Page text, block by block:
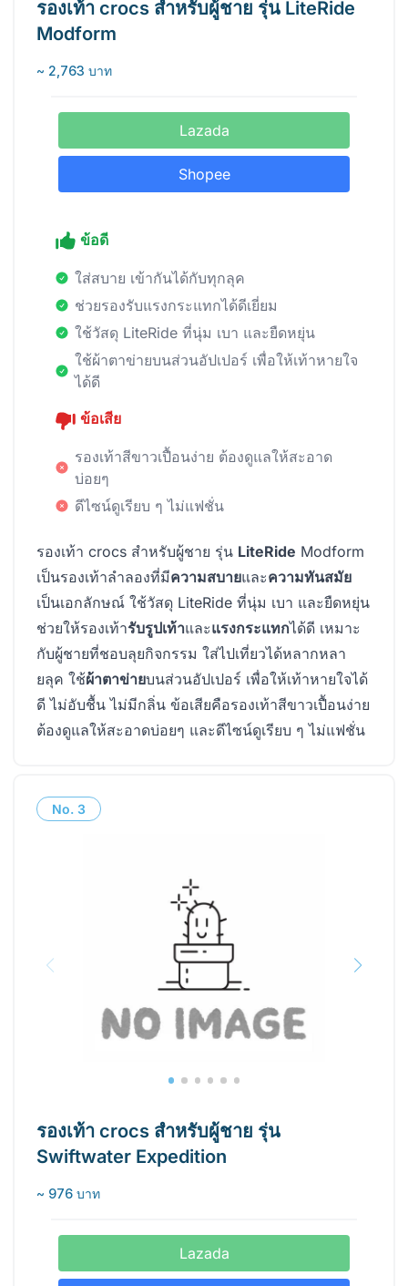
รองเท้า crocs สำหรับผู้ชาย รุ่น LiteRide
Modform
~ 2,763 บาท
Lazada
Shopee
ข้อดี
ใส่สบาย เข้ากันได้กับทุกลุค
ช่วยรองรับแรงกระแทกได้ดีเยี่ยม
ใช้วัสดุ LiteRide ที่นุ่ม เบา และยืดหยุ่น
ใช้ผ้าตาข่ายบนส่วนอัปเปอร์ เพื่อให้เท้าหายใจ
ได้ดี
ข้อเสีย
รองเท้าสีขาวเปื้อนง่าย ต้องดูแลให้สะอาด
บ่อยๆ
ดีไซน์ดูเรียบ ๆ ไม่แฟชั่น
รองเท้า crocs สำหรับผู้ชาย รุ่น LiteRide Modform
เป็นรองเท้าลำลองที่มีความสบายและความทันสมัย
เป็นเอกลักษณ์ ใช้วัสดุ LiteRide ที่นุ่ม เบา และยืดหยุ่น
ช่วยให้รองเท้ารับรูปเท้าและแรงกระแทกได้ดี เหมาะ
กับผู้ชายที่ชอบลุยกิจกรรม ใส่ไปเที่ยวได้หลากหลา
ยลุค ใช้ผ้าตาข่ายบนส่วนอัปเปอร์ เพื่อให้เท้าหายใจได้
ดี ไม่อับชื้น ไม่มีกลิ่น ข้อเสียคือรองเท้าสีขาวเปื้อนง่าย
ต้องดูแลให้สะอาดบ่อยๆ และดีไซน์ดูเรียบ ๆ ไม่แฟชั่น
No. 3
รองเท้า crocs สำหรับผู้ชาย รุ่น
Swiftwater Expedition
~ 976 บาท
Lazada